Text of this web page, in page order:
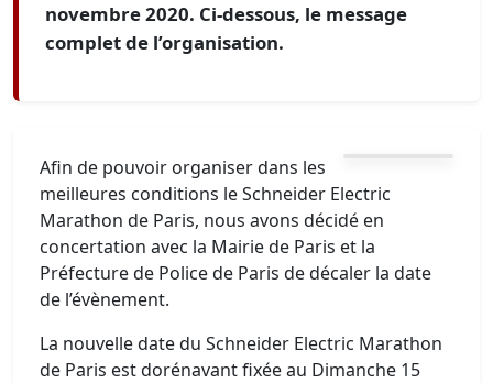
novembre 2020. Ci-dessous, le message
complet de l’organisation.
Afin de pouvoir organiser dans les
meilleures conditions le Schneider Electric
Marathon de Paris, nous avons décidé en
concertation avec la Mairie de Paris et la
Préfecture de Police de Paris de décaler la date
de l’évènement.
La nouvelle date du Schneider Electric Marathon
de Paris est dorénavant fixée au Dimanche 15